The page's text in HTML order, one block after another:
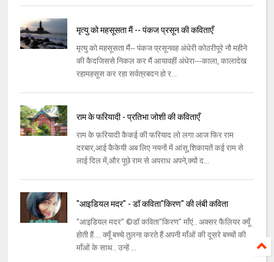
मृत्यु को महसूसता मैं -- पंकज प्रसून की कविताएँ
मृत्यु को महसूसता मैं-- पंकज प्रसूनवह अंधेरी कोठरीपूरे नौ महीने
की कैदजिससे निकल कर मैं आयावहीं अंधेरा---काला, कालादेख
रहामहसूस कर रहा सर्वत्रबदन हो र...
राम के फरियादी - प्रतिभा जोशी की कविताएँ
राम के फ़रियादी कैकई की फरियाद लो लगा आज फिर राम
दरबार,आई कैकेयी अब लिए नयनों में आंसू,शिकायतें कई राम से
लाई दिल में,और पूछे राम से अपराध अपने,क्यों द...
"आइडियल मदर" - डॉ कविता"किरण" की लंबी कविता
"आइडियल मदर" ©डॉ कविता"किरण" माँएं.. अक्सर फैलियर क्यूँ
होती हैं.... क्यूँ बच्चे तुलना करते हैं अपनी माँओं की दूसरे बच्चों की
माँओं के साथ.. उन्हें ...